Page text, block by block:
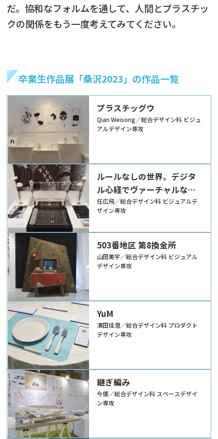
だ。協和なフォルムを通して、人間とプラスチッ
クの関係をもう一度考えてみてください。
卒業生作品展「桑沢2023」の作品一覧
プラスチッグウ
Qian Weisong／総合デザイン科 ビジュ
アルデザイン専攻
ルールなしの世界。デジタ
ル心経でヴァーチャルな未
来を創造。そして、壊す。
任広飛／総合デザイン科 ビジュアルデ
ザイン専攻
503番地区 第8換金所
山田美宇／総合デザイン科 ビジュアル
デザイン専攻
YuM
濱田佳澄／総合デザイン科 プロダクト
デザイン専攻
継ぎ編み
今倭／総合デザイン科 スペースデザイ
ン専攻